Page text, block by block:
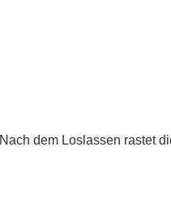
dem Loslassen rastet